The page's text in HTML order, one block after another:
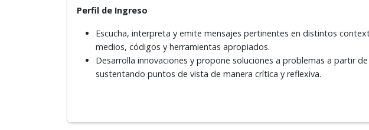
Perfil de Ingreso
Escucha, interpreta y emite mensajes pertinentes en distintos
medios, códigos y herramientas apropiados.
Desarrolla innovaciones y propone soluciones a problemas a partir
sustentando puntos de vista de manera crítica y reflexiva.